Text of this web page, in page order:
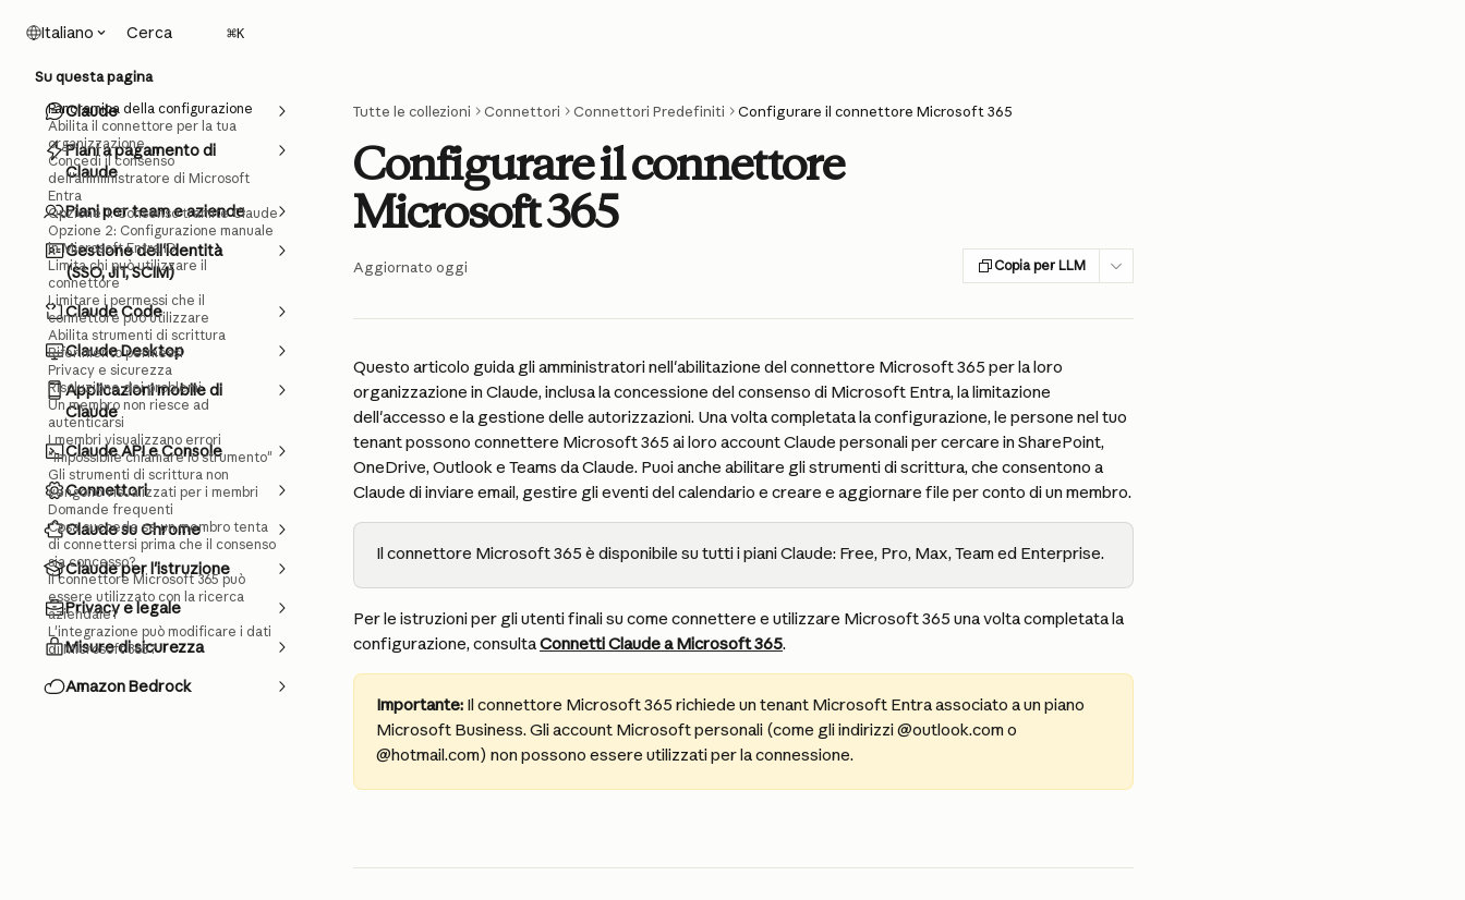
Italiano Cerca ⌘K
Claude
Piani a pagamento di
Claude
Piani per team e aziende
Gestione dell'identità
(SSO, JIT, SCIM)
Claude Code
Claude Desktop
Applicazioni mobile di
Claude
Claude API e Console
Connettori
Claude su Chrome
Claude per l'istruzione
Privacy e legale
Misure di sicurezza
Amazon Bedrock
Tutte le collezioni Connettori Connettori Predefiniti Configurare il connettore Microsoft 365
Configurare il connettore
Microsoft 365
Aggiornato oggi Copia per LLM
Questo articolo guida gli amministratori nell'abilitazione del connettore Microsoft 365 per la loro
organizzazione in Claude, inclusa la concessione del consenso di Microsoft Entra, la limitazione
dell'accesso e la gestione delle autorizzazioni. Una volta completata la configurazione, le persone nel tuo
tenant possono connettere Microsoft 365 ai loro account Claude personali per cercare in SharePoint,
OneDrive, Outlook e Teams da Claude. Puoi anche abilitare gli strumenti di scrittura, che consentono a
Claude di inviare email, gestire gli eventi del calendario e creare e aggiornare file per conto di un membro.
Il connettore Microsoft 365 è disponibile su tutti i piani Claude: Free, Pro, Max, Team ed Enterprise.
Per le istruzioni per gli utenti finali su come connettere e utilizzare Microsoft 365 una volta completata la
configurazione, consulta Connetti Claude a Microsoft 365.
Importante: Il connettore Microsoft 365 richiede un tenant Microsoft Entra associato a un piano
Microsoft Business. Gli account Microsoft personali (come gli indirizzi @outlook.com o
@hotmail.com) non possono essere utilizzati per la connessione.
Su questa pagina
Panoramica della configurazione
Abilita il connettore per la tua
organizzazione
Concedi il consenso
dell'amministratore di Microsoft
Entra
Opzione 1: Consenso tramite Claude
Opzione 2: Configurazione manuale
in Microsoft Entra ID
Limita chi può utilizzare il
connettore
Limitare i permessi che il
connettore può utilizzare
Abilita strumenti di scrittura
Riferimento permessi
Privacy e sicurezza
Risoluzione dei problemi
Un membro non riesce ad
autenticarsi
I membri visualizzano errori
"Impossibile chiamare lo strumento"
Gli strumenti di scrittura non
vengono visualizzati per i membri
Domande frequenti
Cosa succede se un membro tenta
di connettersi prima che il consenso
sia concesso?
Il connettore Microsoft 365 può
essere utilizzato con la ricerca
aziendale?
L'integrazione può modificare i dati
di Microsoft 365?